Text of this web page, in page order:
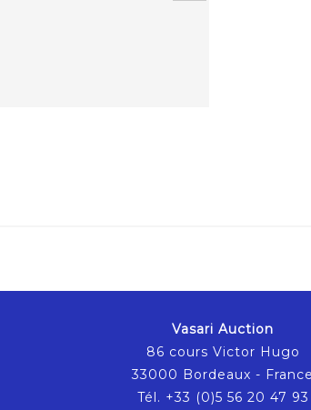
Vasari Auction
86 cours Victor Hugo
33000 Bordeaux - France
Tél. +33 (0)5 56 20 47 93